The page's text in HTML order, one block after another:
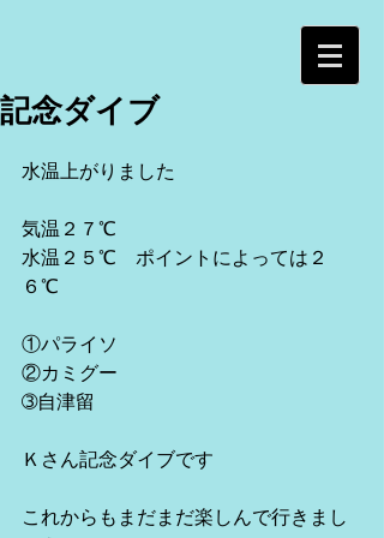
記念ダイブ
水温上がりました
気温２７℃
水温２５℃　ポイントによっては２
６℃
①パライソ
②カミグー
➂自津留
Ｋさん記念ダイブです
これからもまだまだ楽しんで行きまし